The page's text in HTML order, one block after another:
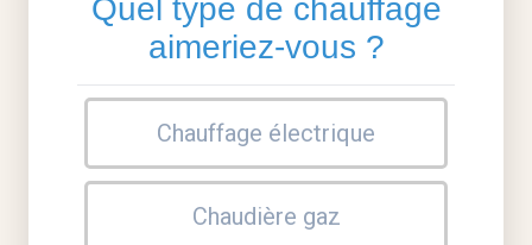
Quel type de chauffage
aimeriez-vous ?
Chauffage électrique
Chaudière gaz